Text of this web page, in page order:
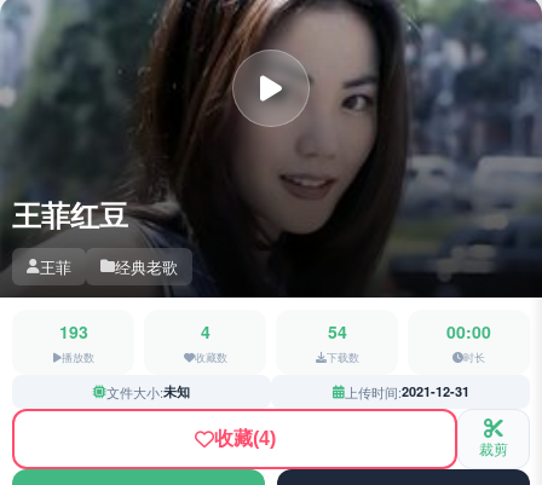
王菲红豆
王菲 经典老歌
193
播放数
4
收藏数
54
下载数
00:00
时长
文件大小:未知 上传时间:2021-12-31
收藏(4) 裁剪